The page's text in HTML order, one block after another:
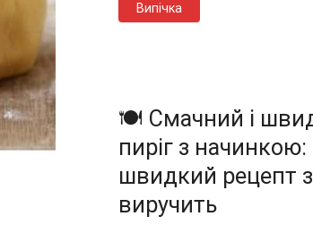
Випічка
🍽️ Смачний і
пиріг з начинкою:
швидкий рецепт
виручить